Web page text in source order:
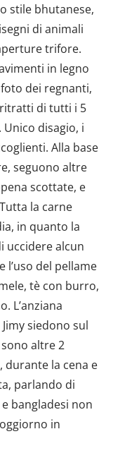
stile bhutanese,
di animali
trifore.
in legno
dei regnanti,
di tutti i 5
disagio, i
Alla base
seguono altre
scottate, e
la carne
in quanto la
uccidere alcun
l’uso del pellame
tè con burro,
L’anziana
siedono sul
altre 2
durante la cena e
parlando di
bangladesi non
in